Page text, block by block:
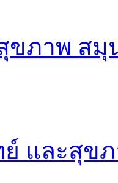
ขภาพ สมุ
และสุข